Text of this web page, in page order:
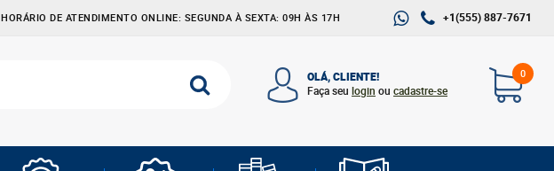
+1(555) 887-7671
HORÁRIO DE ATENDIMENTO ONLINE: SEGUNDA À SEXTA: 09H ÀS 17H
0
OLÁ, CLIENTE!
Faça seu login ou cadastre-se